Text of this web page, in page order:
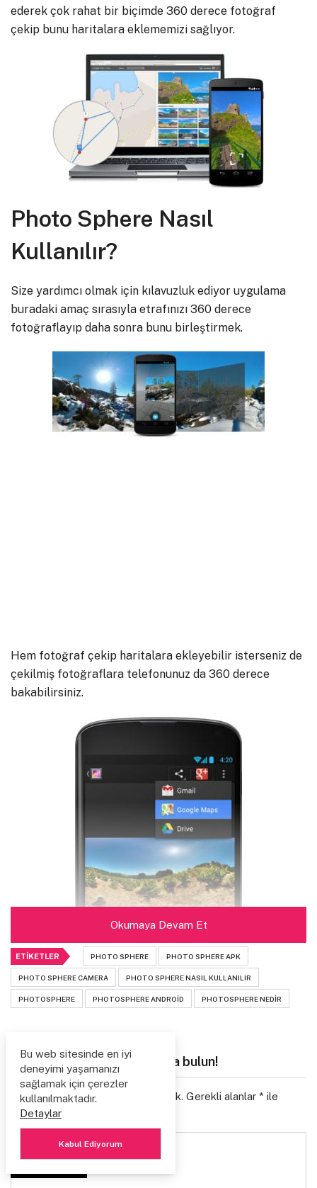
ederek çok rahat bir biçimde 360 derece fotoğraf
çekip bunu haritalara eklememizi sağlıyor.
Photo Sphere Nasıl
Kullanılır?
Size yardımcı olmak için kılavuzluk ediyor uygulama
buradaki amaç sırasıyla etrafınızı 360 derece
fotoğraflayıp daha sonra bunu birleştirmek.
Hem fotoğraf çekip haritalara ekleyebilir isterseniz de
çekilmiş fotoğraflara telefonunuz da 360 derece
bakabilirsiniz.
Okumaya Devam Et
ETIKETLER PHOTO SPHERE PHOTO SPHERE APK
PHOTO SPHERE CAMERA PHOTO SPHERE NASIL KULLANILIR
PHOTOSPHERE PHOTOSPHERE ANDROID PHOTOSPHERE NEDIR
Sen de yorumunla katkıda bulun!
E-posta adresiniz yayınlanmayacak. Gerekli alanlar * ile
işaretlenmişlerdir
Yorumunuz*
Bu web sitesinde en iyi
deneyimi yaşamanızı
sağlamak için çerezler
kullanılmaktadır.
Detaylar
Kabul Ediyorum